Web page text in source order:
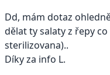
Dd, mám dotaz
dělat ty salaty z řepy
sterilizovana)..
Díky za info L.